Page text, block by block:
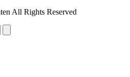
All Rights Reserved